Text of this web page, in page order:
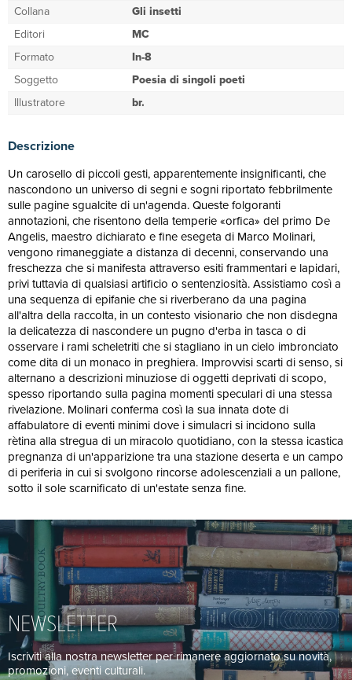
Collana
Gli insetti
Editori
MC
Formato
In-8
Soggetto
Poesia di singoli poeti
Illustratore
br.
Descrizione
Un carosello di piccoli gesti, apparentemente insignificanti, che
nascondono un universo di segni e sogni riportato febbrilmente
sulle pagine sgualcite di un'agenda. Queste folgoranti
annotazioni, che risentono della temperie «orfica» del primo De
Angelis, maestro dichiarato e fine esegeta di Marco Molinari,
vengono rimaneggiate a distanza di decenni, conservando una
freschezza che si manifesta attraverso esiti frammentari e lapidari,
privi tuttavia di qualsiasi artificio o sentenziosità. Assistiamo così a
una sequenza di epifanie che si riverberano da una pagina
all'altra della raccolta, in un contesto visionario che non disdegna
la delicatezza di nascondere un pugno d'erba in tasca o di
osservare i rami scheletriti che si stagliano in un cielo imbronciato
come dita di un monaco in preghiera. Improvvisi scarti di senso, si
alternano a descrizioni minuziose di oggetti deprivati di scopo,
spesso riportando sulla pagina momenti speculari di una stessa
rivelazione. Molinari conferma così la sua innata dote di
affabulatore di eventi minimi dove i simulacri si incidono sulla
rètina alla stregua di un miracolo quotidiano, con la stessa icastica
pregnanza di un'apparizione tra una stazione deserta e un campo
di periferia in cui si svolgono rincorse adolescenziali a un pallone,
sotto il sole scarnificato di un'estate senza fine.
NEWSLETTER
Iscriviti alla nostra newsletter per rimanere aggiornato su novità,
promozioni, eventi culturali.